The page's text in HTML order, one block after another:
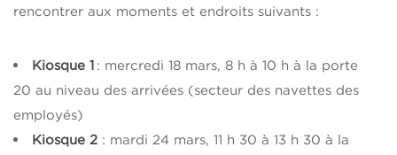
rencontrer aux moments et endroits suivants :
Kiosque 1 : mercredi 18 mars, 8 h à 10 h à la porte
20 au niveau des arrivées (secteur des navettes des
employés)
Kiosque 2 : mardi 24 mars, 11 h 30 à 13 h 30 à la